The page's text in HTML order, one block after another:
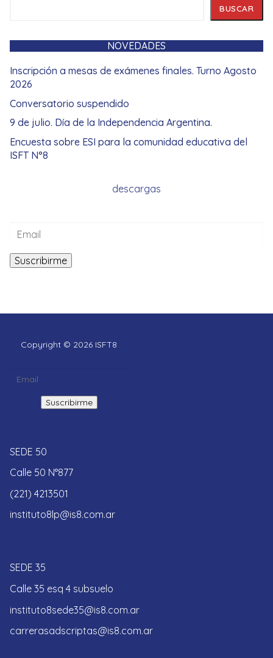
BUSCAR
NOVEDADES
Inscripción a mesas de exámenes finales. Turno Agosto
2026
Conversatorio suspendido
9 de julio. Día de la Independencia Argentina.
Encuesta sobre ESI para la comunidad educativa del
ISFT N°8
descargas
Copyright © 2026 ISFT8
SEDE 50
Calle 50 N°877
(221) 4213501
instituto8lp@is8.com.ar
SEDE 35
Calle 35 esq 4 subsuelo
instituto8sede35@is8.com.ar
carrerasadscriptas@is8.com.ar